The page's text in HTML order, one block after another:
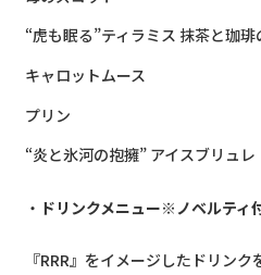
“虎も眠る”ティラミス 抹茶と珈琲
キャロットムース
プリン
“炎と氷河の抱擁” アイスブリュレ
ドリンクメニュー※ノベルティ
『RRR』をイメージしたドリンク